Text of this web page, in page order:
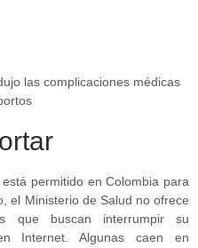
permitido en Colombia para
el Ministerio de Salud no ofrece
que buscan interrumpir su
Internet. Algunas caen en